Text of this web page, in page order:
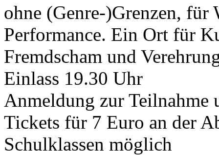
ohne (Genre-)Grenzen,
Performance. Ein Ort für
Fremdscham und
Einlass 19.30 Uhr
Anmeldung zur Teilnahme
Tickets für 7 Euro an der
Schulklassen möglich